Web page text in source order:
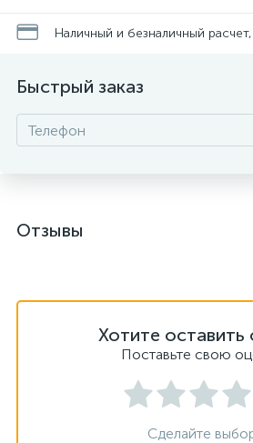
Наличный и безналичный
Быстрый заказ
Отзывы
Хотите оставить
Поставьте свою
Сделайте